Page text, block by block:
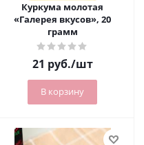
Куркума молотая
«Галерея вкусов», 20
грамм
21 руб./шт
В корзину